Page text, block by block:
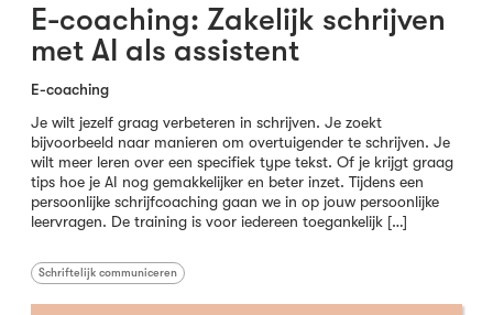
E-coaching: Zakelijk schrijven
met AI als assistent
E-coaching
Je wilt jezelf graag verbeteren in schrijven. Je zoekt
bijvoorbeeld naar manieren om overtuigender te schrijven. Je
wilt meer leren over een specifiek type tekst. Of je krijgt graag
tips hoe je AI nog gemakkelijker en beter inzet. Tijdens een
persoonlijke schrijfcoaching gaan we in op jouw persoonlijke
leervragen. De training is voor iedereen toegankelijk […]
Schriftelijk communiceren